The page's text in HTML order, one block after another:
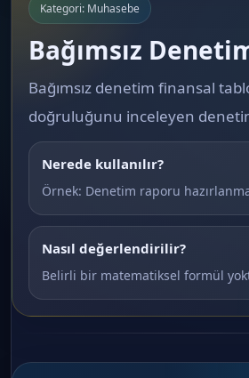
Kategori: Muhasebe
Bağımsız
Bağımsız denetim finansal
doğruluğunu inceleyen
Nerede kullanılır?
Örnek: Denetim raporu
Nasıl değerlendirilir?
Belirli bir matematiksel formül